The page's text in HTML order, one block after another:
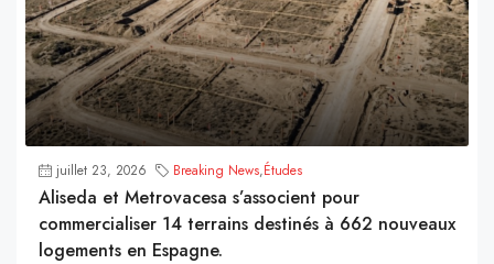
juillet 23, 2026 Breaking News,Études
Aliseda et Metrovacesa s’associent pour
commercialiser 14 terrains destinés à 662 nouveaux
logements en Espagne.